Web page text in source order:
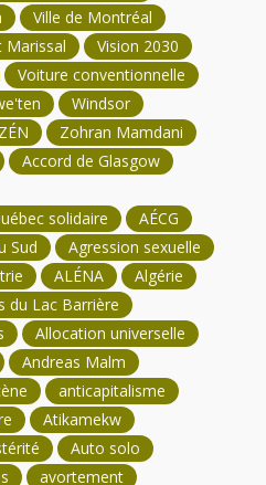
Ville de Montréal
Marissal
Vision 2030
Voiture conventionnelle
Windsor
ZÉN
Zohran Mamdani
Accord de Glasgow
solidaire
AÉCG
Sud
Agression sexuelle
ALÉNA
Algérie
du Lac Barrière
Allocation universelle
Andreas Malm
anticapitalisme
Atikamekw
Auto solo
avortement